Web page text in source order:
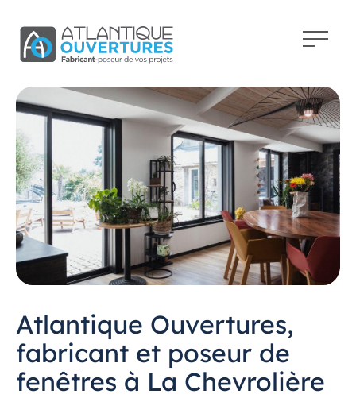
Atlantique Ouvertures,
fabricant et poseur de
fenêtres à La Chevrolière